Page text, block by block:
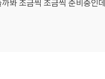
봐 조금씩 조금씩 준비중인